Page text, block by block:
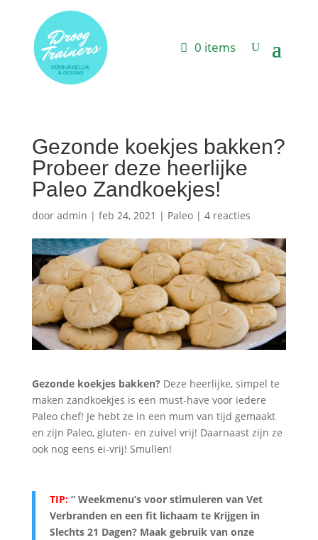
0 items
Gezonde koekjes bakken?
Probeer deze heerlijke
Paleo Zandkoekjes!
door admin | feb 24, 2021 | Paleo| 4 reacties
Gezonde koekjes bakken?Deze heerlijke, simpel te
maken zandkoekjes is een must-have voor iedere
Paleo chef! Je hebt ze in een mum van tijd gemaakt
en zijn Paleo, gluten- en zuivel vrij! Daarnaast zijn ze
ook nog eens ei-vrij! Smullen!
TIP:” Weekmenu’s voor stimuleren van Vet
Verbranden en een fit lichaam te Krijgen in
Slechts 21 Dagen? Maak gebruik van onze